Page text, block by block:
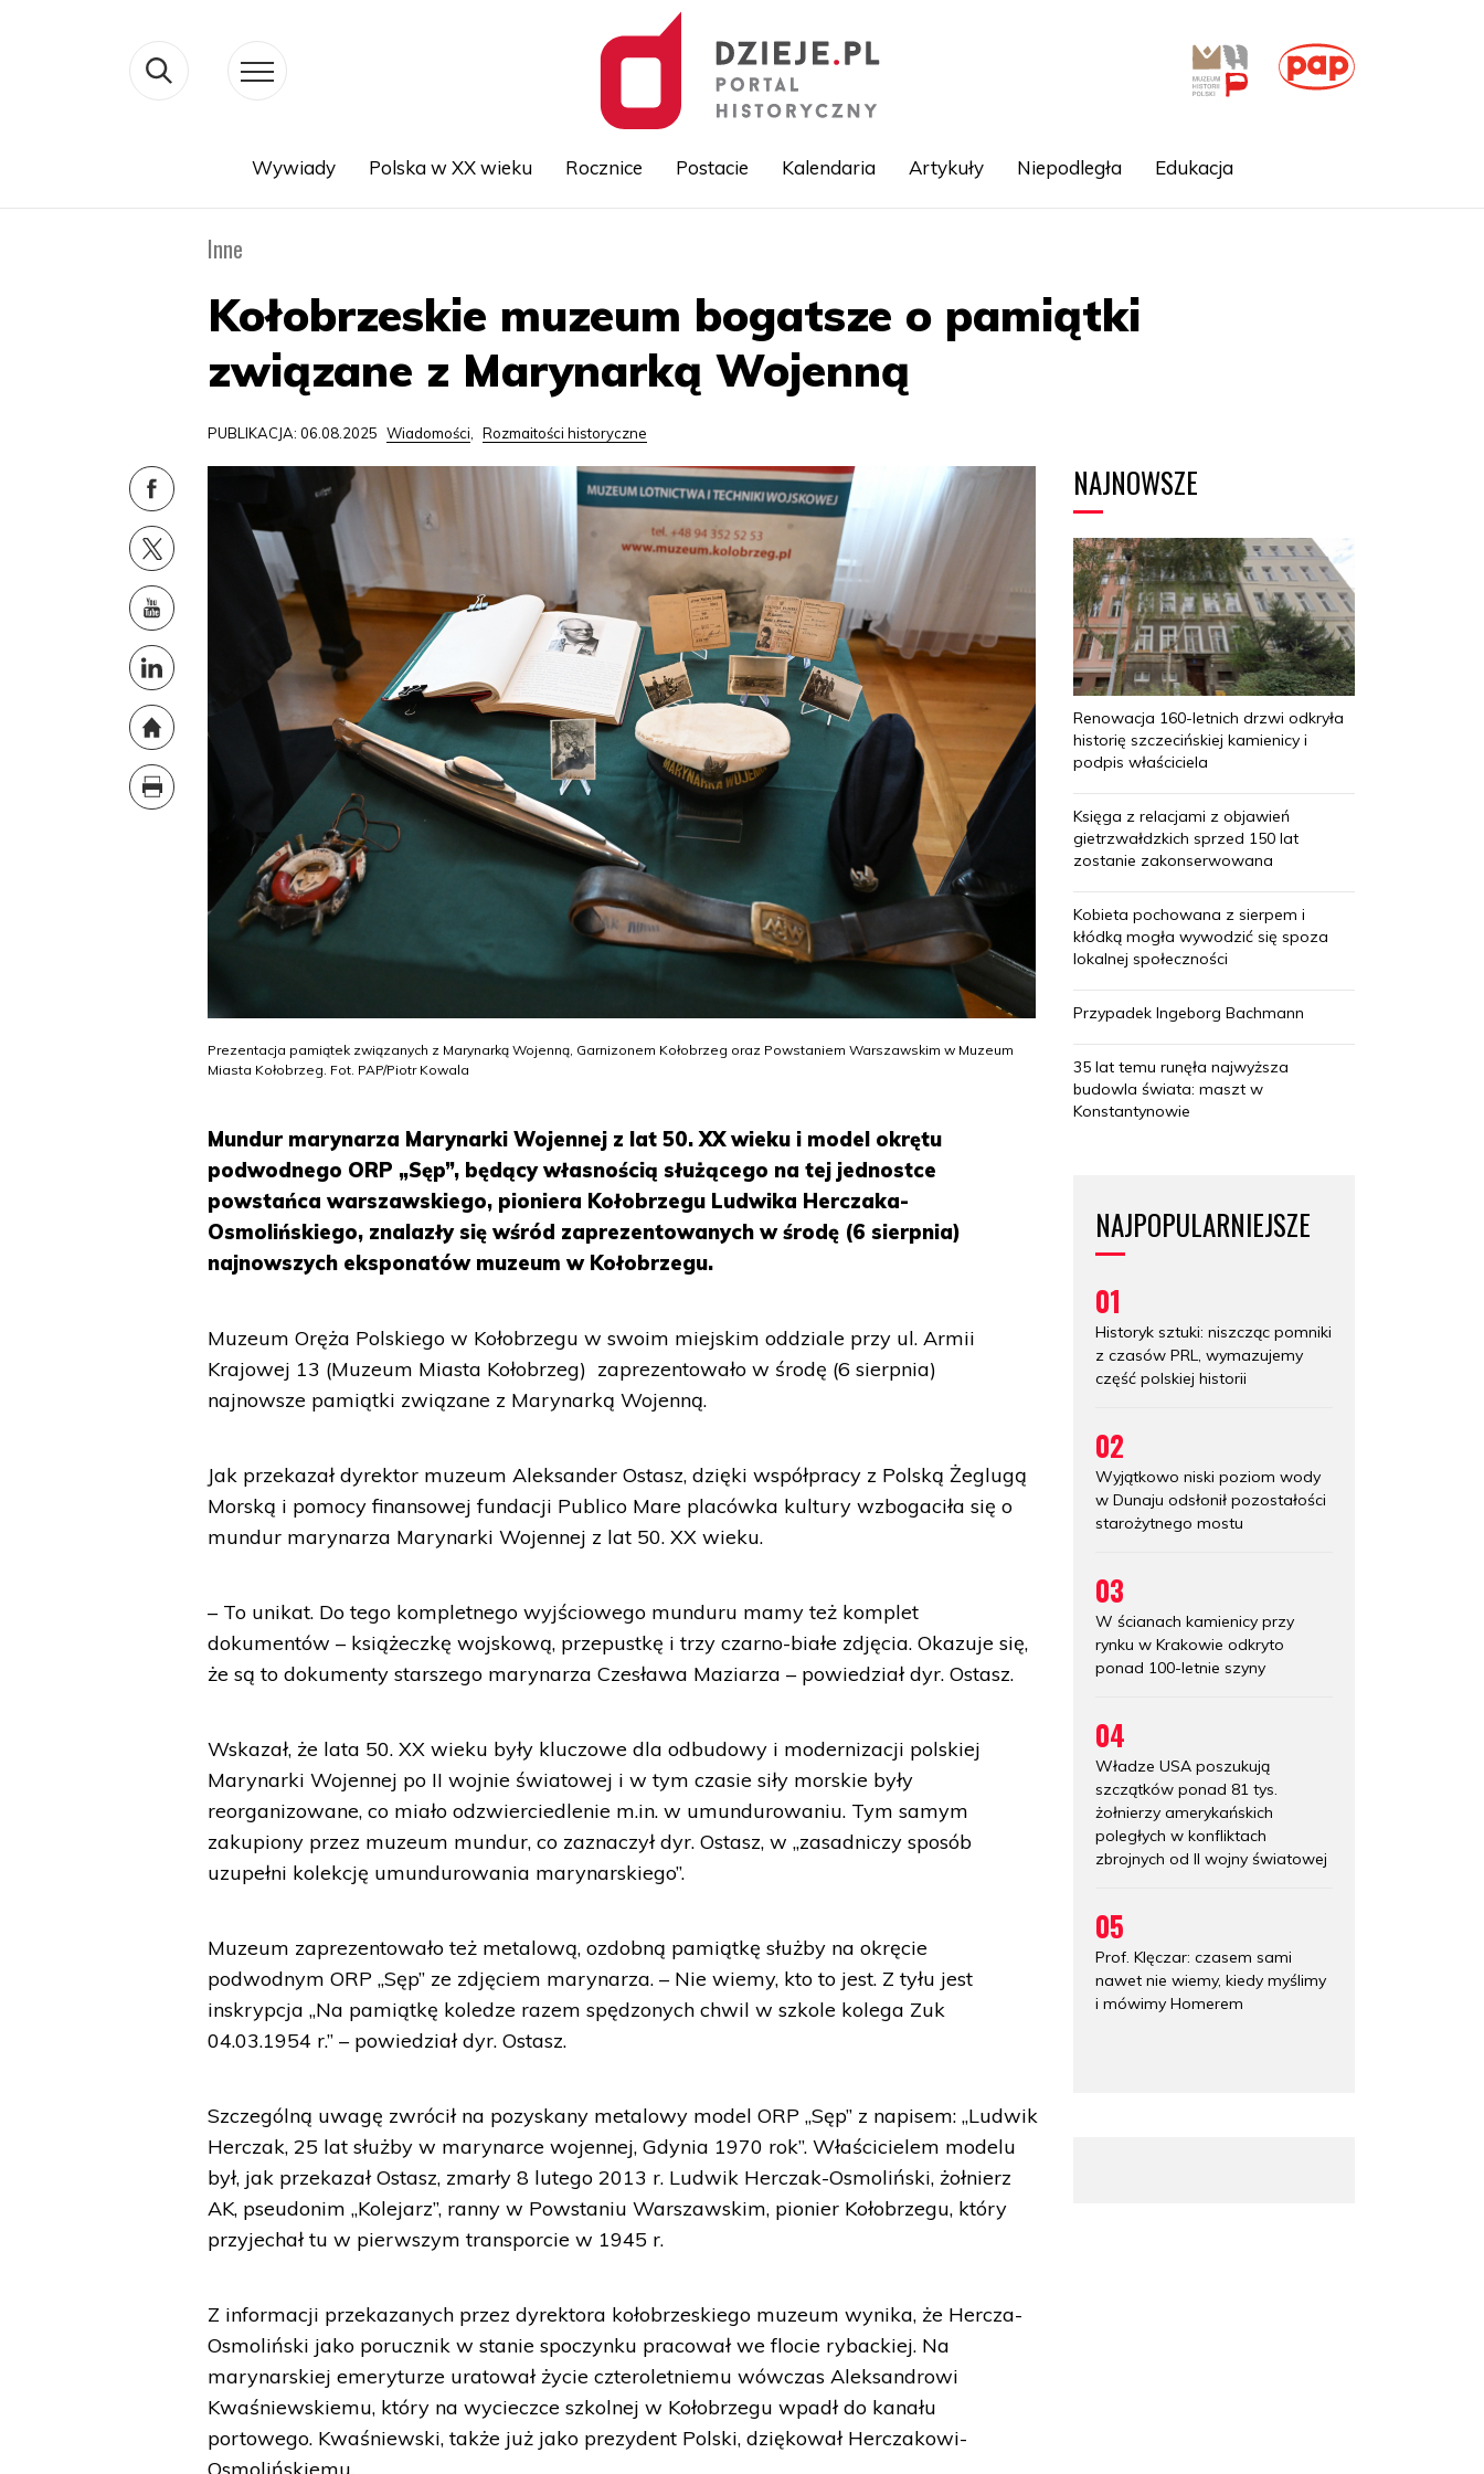
Wywiady Polska w XX wieku Rocznice Postacie Kalendaria Artykuły Niepodległa Edukacja
Inne
Kołobrzeskie muzeum bogatsze o pamiątki
związane z Marynarką Wojenną
PUBLIKACJA: 06.08.2025 Wiadomości, Rozmaitości historyczne
Prezentacja pamiątek związanych z Marynarką Wojenną, Garnizonem Kołobrzeg oraz Powstaniem Warszawskim w Muzeum
Miasta Kołobrzeg. Fot. PAP/Piotr Kowala
Mundur marynarza Marynarki Wojennej z lat 50. XX wieku i model okrętu
podwodnego ORP „Sęp”, będący własnością służącego na tej jednostce
powstańca warszawskiego, pioniera Kołobrzegu Ludwika Herczaka-
Osmolińskiego, znalazły się wśród zaprezentowanych w środę (6 sierpnia)
najnowszych eksponatów muzeum w Kołobrzegu.
Muzeum Oręża Polskiego w Kołobrzegu w swoim miejskim oddziale przy ul. Armii
Krajowej 13 (Muzeum Miasta Kołobrzeg) zaprezentowało w środę (6 sierpnia)
najnowsze pamiątki związane z Marynarką Wojenną.
Jak przekazał dyrektor muzeum Aleksander Ostasz, dzięki współpracy z Polską Żeglugą
Morską i pomocy finansowej fundacji Publico Mare placówka kultury wzbogaciła się o
mundur marynarza Marynarki Wojennej z lat 50. XX wieku.
– To unikat. Do tego kompletnego wyjściowego munduru mamy też komplet
dokumentów – książeczkę wojskową, przepustkę i trzy czarno-białe zdjęcia. Okazuje się,
że są to dokumenty starszego marynarza Czesława Maziarza – powiedział dyr. Ostasz.
Wskazał, że lata 50. XX wieku były kluczowe dla odbudowy i modernizacji polskiej
Marynarki Wojennej po II wojnie światowej i w tym czasie siły morskie były
reorganizowane, co miało odzwierciedlenie m.in. w umundurowaniu. Tym samym
zakupiony przez muzeum mundur, co zaznaczył dyr. Ostasz, w „zasadniczy sposób
uzupełni kolekcję umundurowania marynarskiego”.
Muzeum zaprezentowało też metalową, ozdobną pamiątkę służby na okręcie
podwodnym ORP „Sęp” ze zdjęciem marynarza. – Nie wiemy, kto to jest. Z tyłu jest
inskrypcja „Na pamiątkę koledze razem spędzonych chwil w szkole kolega Zuk
04.03.1954 r.” – powiedział dyr. Ostasz.
Szczególną uwagę zwrócił na pozyskany metalowy model ORP „Sęp” z napisem: „Ludwik
Herczak, 25 lat służby w marynarce wojennej, Gdynia 1970 rok”. Właścicielem modelu
był, jak przekazał Ostasz, zmarły 8 lutego 2013 r. Ludwik Herczak-Osmoliński, żołnierz
AK, pseudonim „Kolejarz”, ranny w Powstaniu Warszawskim, pionier Kołobrzegu, który
przyjechał tu w pierwszym transporcie w 1945 r.
Z informacji przekazanych przez dyrektora kołobrzeskiego muzeum wynika, że Hercza-
Osmoliński jako porucznik w stanie spoczynku pracował we flocie rybackiej. Na
marynarskiej emeryturze uratował życie czteroletniemu wówczas Aleksandrowi
Kwaśniewskiemu, który na wycieczce szkolnej w Kołobrzegu wpadł do kanału
portowego. Kwaśniewski, także już jako prezydent Polski, dziękował Herczakowi-
NAJNOWSZE
Renowacja 160-letnich drzwi odkryła
historię szczecińskiej kamienicy i
podpis właściciela
Księga z relacjami z objawień
gietrzwałdzkich sprzed 150 lat
zostanie zakonserwowana
Kobieta pochowana z sierpem i
kłódką mogła wywodzić się spoza
lokalnej społeczności
Przypadek Ingeborg Bachmann
35 lat temu runęła najwyższa
budowla świata: maszt w
Konstantynowie
NAJPOPULARNIEJSZE
01
Historyk sztuki: niszcząc pomniki
z czasów PRL, wymazujemy
część polskiej historii
02
Wyjątkowo niski poziom wody
w Dunaju odsłonił pozostałości
starożytnego mostu
03
W ścianach kamienicy przy
rynku w Krakowie odkryto
ponad 100-letnie szyny
04
Władze USA poszukują
szczątków ponad 81 tys.
żołnierzy amerykańskich
poległych w konfliktach
zbrojnych od II wojny światowej
05
Prof. Klęczar: czasem sami
nawet nie wiemy, kiedy myślimy
i mówimy Homerem